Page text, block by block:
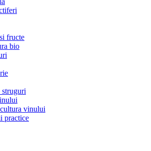
fructe
bio
struguri
vinului
practice